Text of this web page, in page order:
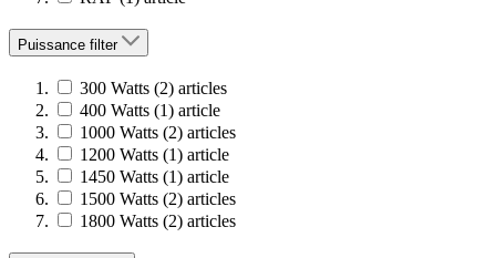
Puissance filter
300 Watts (2) articles
400 Watts (1) article
1000 Watts (2) articles
1200 Watts (1) article
1450 Watts (1) article
1500 Watts (2) articles
1800 Watts (2) articles